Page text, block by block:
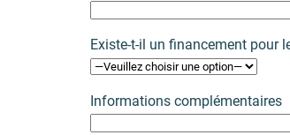
Existe-t-il un financement pour
Informations complémentaires